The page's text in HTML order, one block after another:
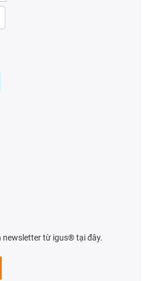
newsletter từ igus® tại đây.